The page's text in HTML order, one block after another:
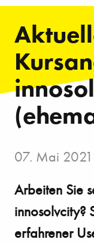
07. Mai 2021
Arbeiten Sie
innosolvcity?
erfahrener